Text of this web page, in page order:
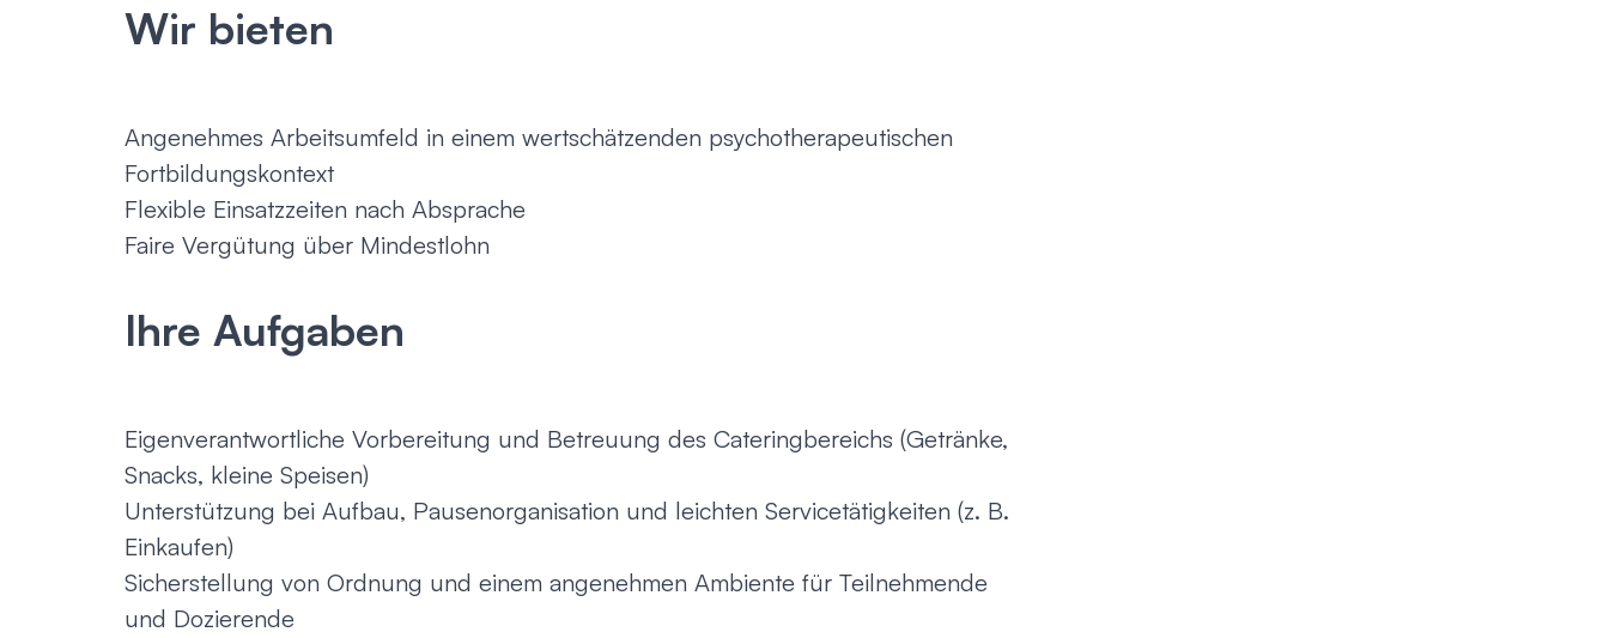
Wir bieten
Angenehmes Arbeitsumfeld in einem wertschätzenden psychotherapeutischen
Fortbildungskontext
Flexible Einsatzzeiten nach Absprache
Faire Vergütung über Mindestlohn
Ihre Aufgaben
Eigenverantwortliche Vorbereitung und Betreuung des Cateringbereichs (Getränke,
Snacks, kleine Speisen)
Unterstützung bei Aufbau, Pausenorganisation und leichten Servicetätigkeiten (z. B.
Einkaufen)
Sicherstellung von Ordnung und einem angenehmen Ambiente für Teilnehmende
und Dozierende